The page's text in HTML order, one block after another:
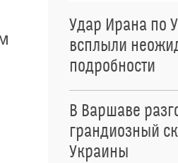
Удар Ирана по
всплыли
подробности
В Варшаве
грандиозный
Украины